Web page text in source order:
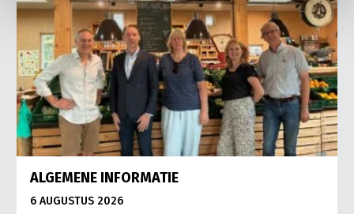
ALGEMENE INFORMATIE
6 AUGUSTUS 2026